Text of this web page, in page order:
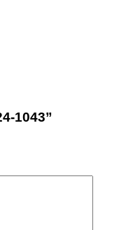
1043”